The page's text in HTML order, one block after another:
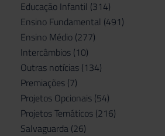
Educação Infantil (314)
Ensino Fundamental (491)
Ensino Médio (277)
Intercâmbios (10)
Outras notícias (134)
Premiações (7)
Projetos Opcionais (54)
Projetos Temáticos (216)
Salvaguarda (26)